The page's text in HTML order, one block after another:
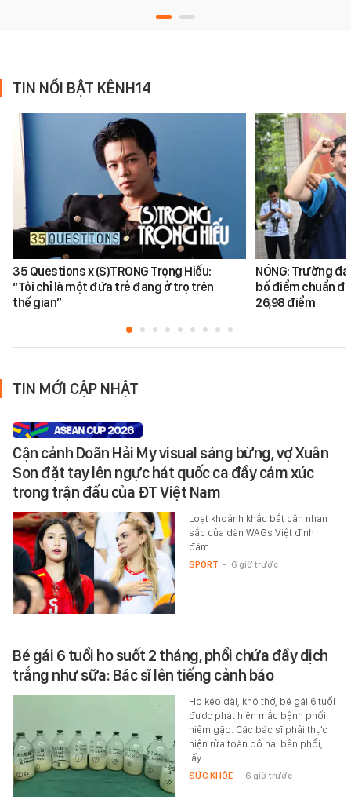
TIN NỔI BẬT KÊNH14
35 Questions x (S)TRONG Trọng Hiếu:
“Tôi chỉ là một đứa trẻ đang ở trọ trên
thế gian”
NÓNG: Trường
bố điểm chuẩn
26,98 điểm
TIN MỚI CẬP NHẬT
Cận cảnh Doãn Hải My visual sáng bừng, vợ Xuân
Son đặt tay lên ngực hát quốc ca đầy cảm xúc
trong trận đấu của ĐT Việt Nam
Loạt khoảnh khắc bắt cận nhan
sắc của dàn WAGs Việt đình
đám.
SPORT - 6 giờ trước
Bé gái 6 tuổi ho suốt 2 tháng, phổi chứa đầy dịch
trắng như sữa: Bác sĩ lên tiếng cảnh báo
Ho kéo dài, khó thở, bé gái 6 tuổi
được phát hiện mắc bệnh phổi
hiếm gặp. Các bác sĩ phải thực
hiện rửa toàn bộ hai bên phổi,
lấy…
SỨC KHỎE - 6 giờ trước